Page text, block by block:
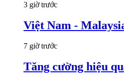
3 giờ trước
Việt Nam -
7 giờ trước
Tăng cường hiệu